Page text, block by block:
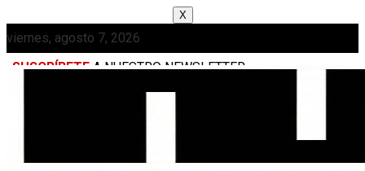
X
viernes, agosto 7, 2026
SUSCRÍBETE A NUESTRO NEWSLETTER